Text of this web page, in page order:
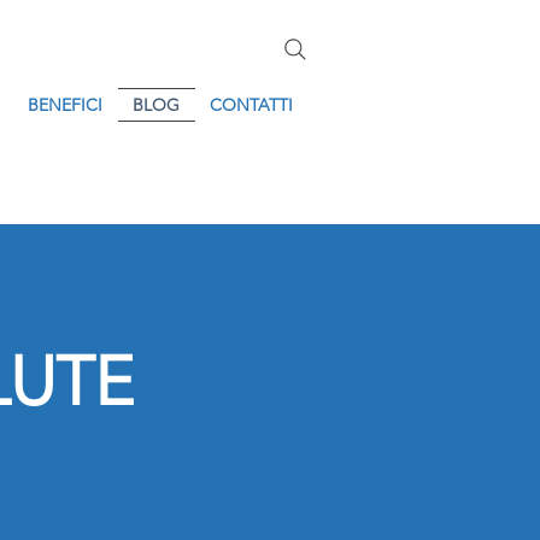
BENEFICI BLOG CONTATTI